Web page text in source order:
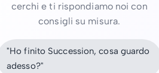
cerchi e ti rispondiamo noi con
consigli su misura.
"Ho finito Succession, cosa guardo
adesso?"